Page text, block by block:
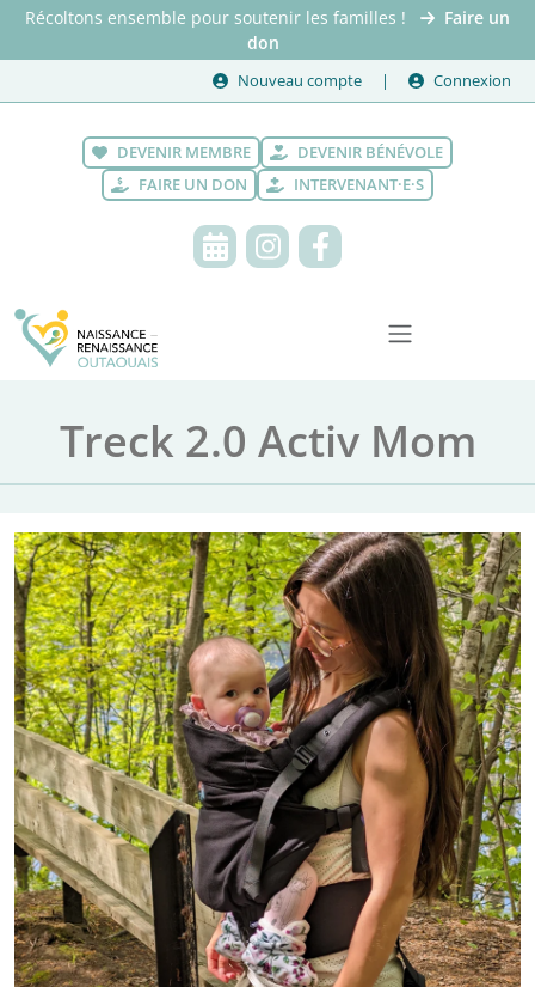
Récoltons ensemble pour soutenir les familles !
Faire un
don
Nouveau compte Connexion
DEVENIR MEMBRE
DEVENIR BÉNÉVOLE
FAIRE UN DON
INTERVENANT·E·S
Treck 2.0 Activ Mom